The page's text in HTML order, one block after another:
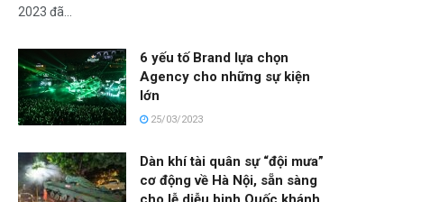
2023 đã...
6 yếu tố Brand lựa chọn
Agency cho những sự kiện
lớn
25/03/2023
Dàn khí tài quân sự “đội mưa”
cơ động về Hà Nội, sẵn sàng